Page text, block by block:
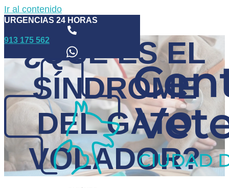
Ir al contenido
URGENCIAS 24 HORAS
913 175 562
¿QUÉ ES EL
SÍNDROME
DEL GATO
VOLADOR?